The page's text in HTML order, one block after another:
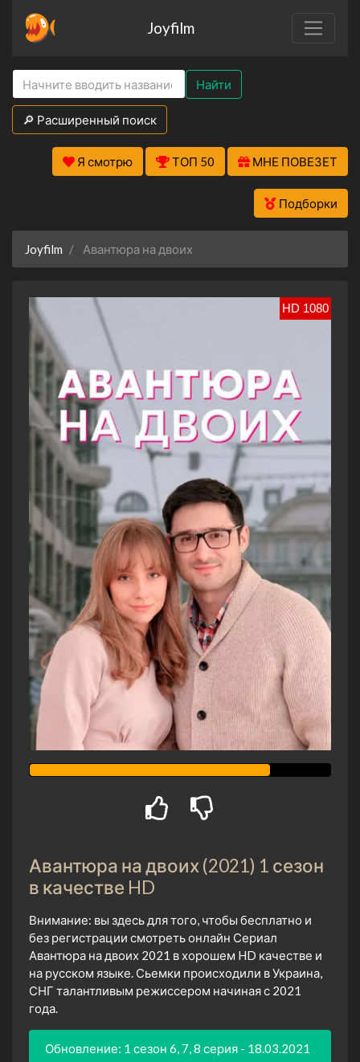
Joyfilm
Найти
🔎 Расширенный поиск
Я смотрю ТОП 50 МНЕ ПОВЕЗЕТ
Подборки
Joyfilm Авантюра на двоих
HD 1080
Авантюра на двоих (2021) 1 сезон
в качестве HD
Внимание: вы здесь для того, чтобы бесплатно и
без регистрации смотреть онлайн Сериал
Авантюра на двоих 2021 в хорошем HD качестве и
на русском языке. Сьемки происходили в Украина,
СНГ талантливым режиссером начиная с 2021
года.
Обновление: 1 сезон 6, 7, 8 серия - 18.03.2021